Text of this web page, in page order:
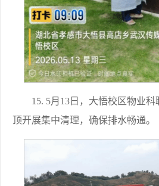
15. 5月13日，大悟校区物业
顶开展集中清理，确保排水畅通。